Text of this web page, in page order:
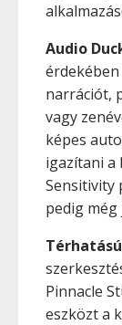
Audio
narrációt,
vagy
képes
igazítani a
Sensitivity
pedig
Pinnacle
eszközt a